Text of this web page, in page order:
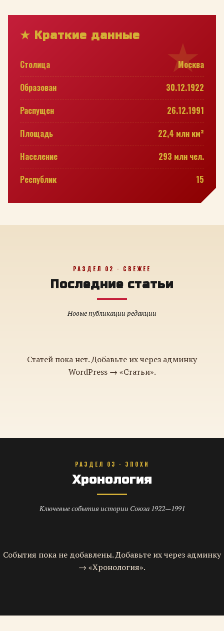
★ Краткие данные
Столица
Москва
Образован
30.12.1922
Распущен
26.12.1991
Площадь
22,4 млн км²
Население
293 млн чел.
Республик
15
РАЗДЕЛ 02 · СВЕЖЕЕ
Последние статьи
Новые публикации редакции
Статей пока нет. Добавьте их через админку
WordPress → «Статьи».
РАЗДЕЛ 03 · ЭПОХИ
Хронология
Ключевые события истории Союза 1922—1991
События пока не добавлены. Добавьте их через админку
→ «Хронология».